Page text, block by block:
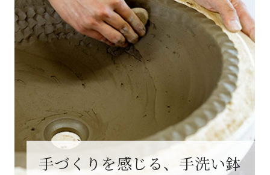
手づくりを感じる、手洗い鉢